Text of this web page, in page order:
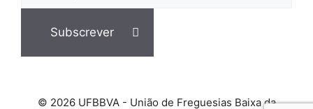
© 2026 UFBBVA - União de Freguesias Baixa da